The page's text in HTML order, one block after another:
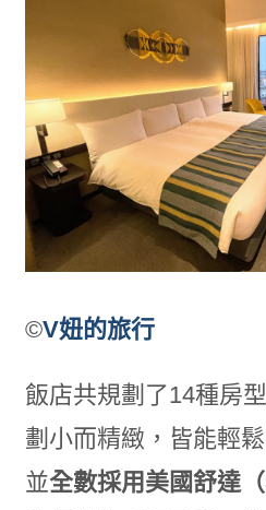
©V妞的旅行
飯店共規劃了14種房
劃小而精緻，皆能輕
並全數採用美國舒達（